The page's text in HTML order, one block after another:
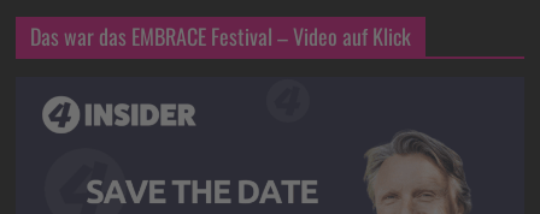
Das war das EMBRACE Festival – Video auf Klick